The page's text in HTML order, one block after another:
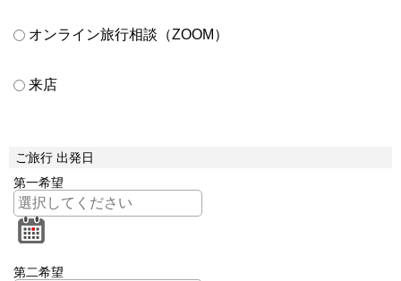
オンライン旅行相談（ZOOM）
来店
ご旅行 出発日
第一希望
第二希望